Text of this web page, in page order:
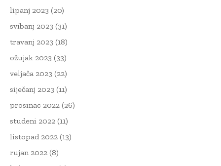
lipanj 2023 (20)
svibanj 2023 (31)
travanj 2023 (18)
ožujak 2023 (33)
veljača 2023 (22)
siječanj 2023 (11)
prosinac 2022 (26)
studeni 2022 (11)
listopad 2022 (13)
rujan 2022 (8)